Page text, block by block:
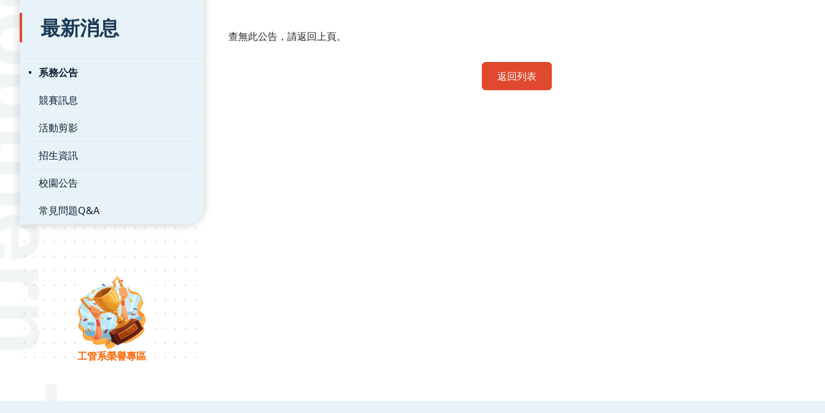
最新消息
系務公告
競賽訊息
活動剪影
招生資訊
校園公告
常見問題Q&A
工管系榮譽專區
查無此公告，請返回上頁。
返回列表